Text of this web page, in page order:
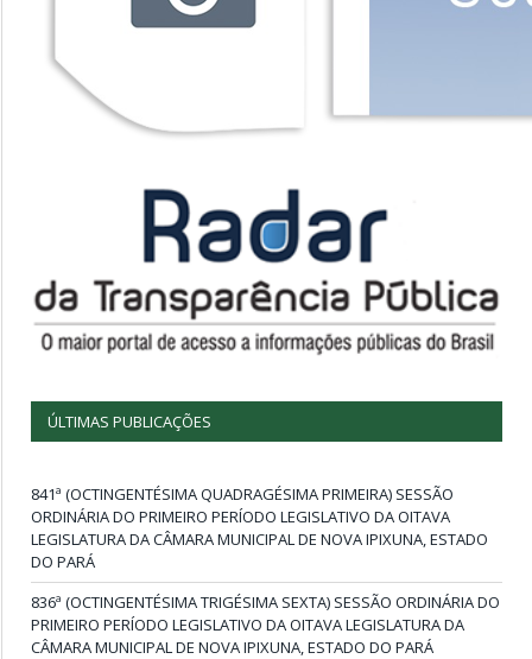
ÚLTIMAS PUBLICAÇÕES
841ª (OCTINGENTÉSIMA QUADRAGÉSIMA PRIMEIRA) SESSÃO
ORDINÁRIA DO PRIMEIRO PERÍODO LEGISLATIVO DA OITAVA
LEGISLATURA DA CÂMARA MUNICIPAL DE NOVA IPIXUNA, ESTADO
DO PARÁ
836ª (OCTINGENTÉSIMA TRIGÉSIMA SEXTA) SESSÃO ORDINÁRIA DO
PRIMEIRO PERÍODO LEGISLATIVO DA OITAVA LEGISLATURA DA
CÂMARA MUNICIPAL DE NOVA IPIXUNA, ESTADO DO PARÁ